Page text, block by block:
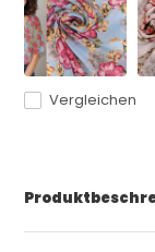
Vergleichen